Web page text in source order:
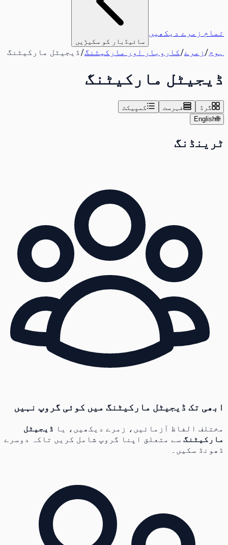
تمام زمرے دیکھیں
سائیڈبار کو سکیڑیں
ہوم /زمرے/کاروبار اور مارکیٹنگ/ڈیجیٹل مارکیٹنگ
ڈیجیٹل مارکیٹنگ
گرڈ فہرست کمپیکٹ
🌐
English
ٹرینڈنگ
ابھی تک ڈیجیٹل مارکیٹنگ میں کوئی گروپ نہیں
مختلف الفاظ آزمائیں، زمرے دیکھیں، یا ڈیجیٹل
مارکیٹنگسے متعلق اپنا گروپ شامل کریں تاکہ دوسرے
ڈھونڈ سکیں۔